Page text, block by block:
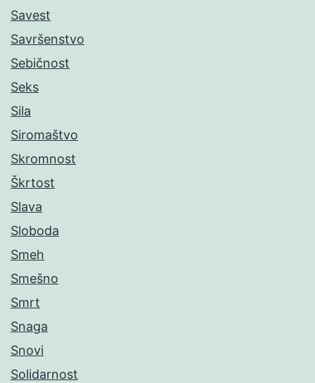
Savest
Savršenstvo
Sebičnost
Seks
Sila
Siromaštvo
Skromnost
Škrtost
Slava
Sloboda
Smeh
Smešno
Smrt
Snaga
Snovi
Solidarnost